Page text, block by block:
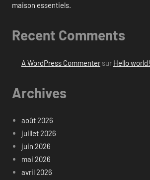
maison essentiels.
Recent Comments
A WordPress Commentersur Hello world!
Archives
août 2026
juillet 2026
juin 2026
mai 2026
avril 2026